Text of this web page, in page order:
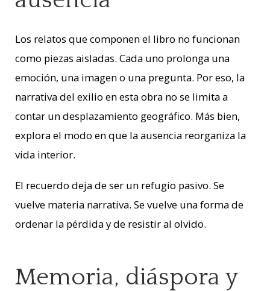
Los relatos que componen el libro no funcionan
como piezas aisladas. Cada uno prolonga una
emoción, una imagen o una pregunta. Por eso, la
narrativa del exilio en esta obra no se limita a
contar un desplazamiento geográfico. Más bien,
explora el modo en que la ausencia reorganiza la
vida interior.
El recuerdo deja de ser un refugio pasivo. Se
vuelve materia narrativa. Se vuelve una forma de
ordenar la pérdida y de resistir al olvido.
Memoria, diáspora y